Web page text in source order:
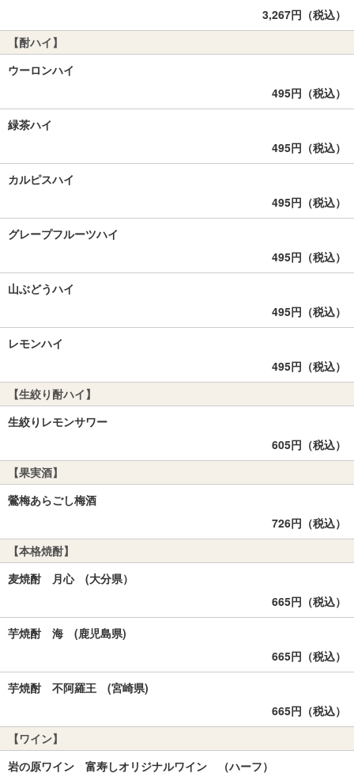
3,267円（税込）
【酎ハイ】
ウーロンハイ
495円（税込）
緑茶ハイ
495円（税込）
カルピスハイ
495円（税込）
グレープフルーツハイ
495円（税込）
山ぶどうハイ
495円（税込）
レモンハイ
495円（税込）
【生絞り酎ハイ】
生絞りレモンサワー
605円（税込）
【果実酒】
鶯梅あらごし梅酒
726円（税込）
【本格焼酎】
麦焼酎 月心 (大分県）
665円（税込）
芋焼酎 海 (鹿児島県)
665円（税込）
芋焼酎 不阿羅王 (宮崎県)
665円（税込）
【ワイン】
岩の原ワイン 富寿しオリジナルワイン （ハーフ）